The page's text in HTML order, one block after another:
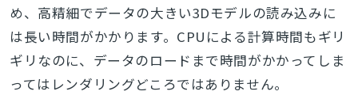
め、高精細でデータの大きい3Dモデルの読み込みに
は長い時間がかかります。CPUによる計算時間もギリ
ギリなのに、データのロードまで時間がかかってしま
ってはレンダリングどころではありません。